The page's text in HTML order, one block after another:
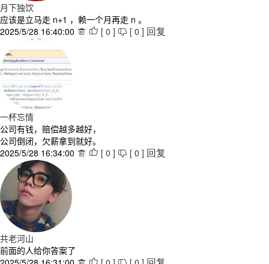
月下独饮
应该是立马走 n+1 ，赖一个月再走 n 。
2025/5/28 16:40:00   [ 0 ]  [ 0 ] 回复
一杯忘情
公司有钱，赔偿越多越好，
公司倒闭，欠薪拿到就好。
2025/5/28 16:34:00   [ 0 ]  [ 0 ] 回复
共老河山
前面的人给你答案了
   回复